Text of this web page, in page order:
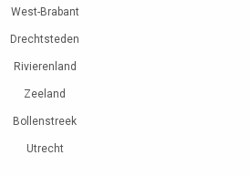
West-Brabant
Drechtsteden
Rivierenland
Zeeland
Bollenstreek
Utrecht